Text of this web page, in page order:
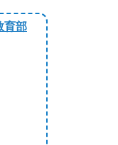
研究
材を